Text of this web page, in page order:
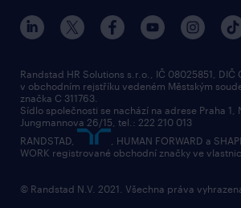
Randstad HR Solutions s.r.o., IČ 08025851, DIČ
v obchodním rejstříku vedeném Městským
značka C 311763.
Sídlo společnosti se nachází na adrese Praha 1,
Jungmannova 26/15, tel.: 222 210 013
RANDSTAD,
, HUMAN FORWARD a
WORK registrované obchodní značky ve
© Randstad N.V. 2021. Všechna práva